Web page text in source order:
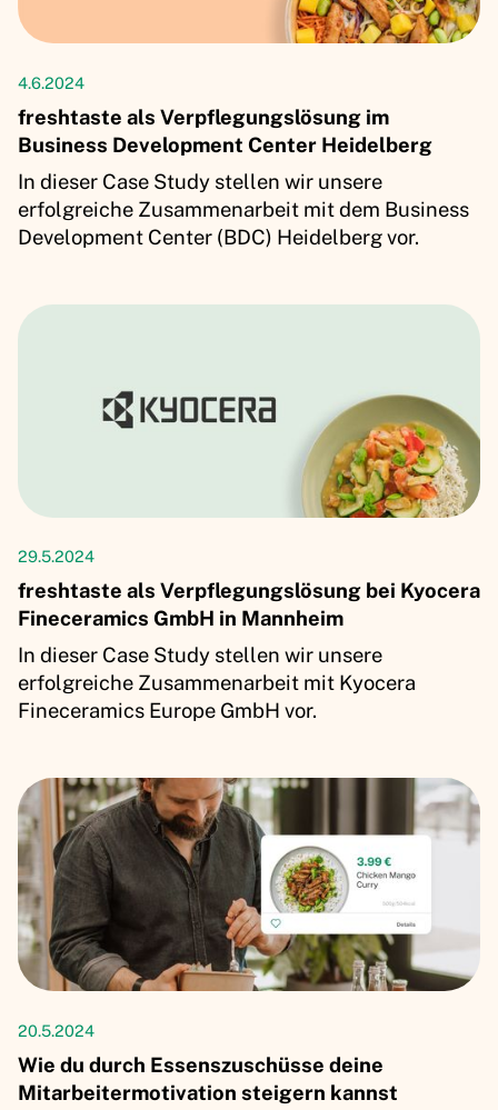
4.6.2024
freshtaste als Verpflegungslösung im
Business Development Center Heidelberg
In dieser Case Study stellen wir unsere
erfolgreiche Zusammenarbeit mit dem Business
Development Center (BDC) Heidelberg vor.
29.5.2024
freshtaste als Verpflegungslösung bei Kyocera
Fineceramics GmbH in Mannheim
In dieser Case Study stellen wir unsere
erfolgreiche Zusammenarbeit mit Kyocera
Fineceramics Europe GmbH vor.
20.5.2024
Wie du durch Essenszuschüsse deine
Mitarbeitermotivation steigern kannst